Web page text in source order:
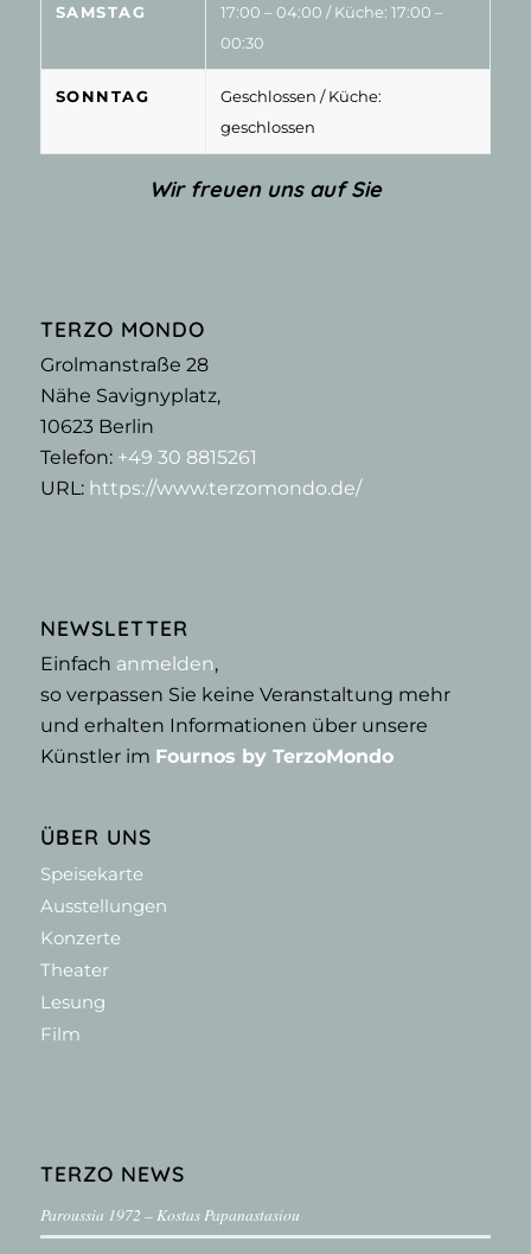
SAMSTAG 17:00 – 04:00 / Küche: 17:00 –
00:30
SONNTAG Geschlossen / Küche:
geschlossen
Wir freuen uns auf Sie
TERZO MONDO
Grolmanstraße 28
Nähe Savignyplatz,
10623Berlin
Telefon: +49 30 8815261
URL: https://www.terzomondo.de/
NEWSLETTER
Einfach anmelden,
so verpassen Sie keine Veranstaltung mehr
und erhalten Informationen über unsere
Künstler im Fournos by TerzoMondo
ÜBER UNS
Speisekarte
Ausstellungen
Konzerte
Theater
Lesung
Film
TERZO NEWS
Paroussia 1972 – Kostas Papanastasiou